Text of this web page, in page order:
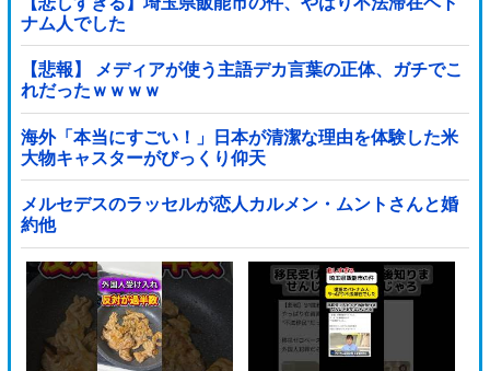
ナム人でした
【悲報】 メディアが使う主語デカ言葉の正体、ガチでこ
れだったｗｗｗｗ
海外「本当にすごい！」日本が清潔な理由を体験した米
大物キャスターがびっくり仰天
メルセデスのラッセルが恋人カルメン・ムントさんと婚
約他